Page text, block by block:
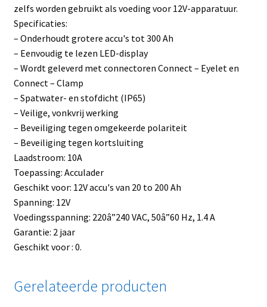
zelfs worden gebruikt als voeding voor 12V-apparatuur.
Specificaties:
– Onderhoudt grotere accu's tot 300 Ah
– Eenvoudig te lezen LED-display
– Wordt geleverd met connectoren Connect – Eyelet en
Connect – Clamp
– Spatwater- en stofdicht (IP65)
– Veilige, vonkvrij werking
– Beveiliging tegen omgekeerde polariteit
– Beveiliging tegen kortsluiting
Laadstroom: 10A
Toepassing: Acculader
Geschikt voor: 12V accu's van 20 to 200 Ah
Spanning: 12V
Voedingsspanning: 220â”240 VAC, 50â”60 Hz, 1.4 A
Garantie: 2 jaar
Geschikt voor : 0.
Gerelateerde producten